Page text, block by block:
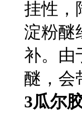
挂性，
淀粉醚
补。由
醚，会
3瓜尔